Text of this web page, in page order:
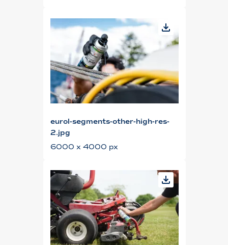
eurol-segments-other-high-res-
2.jpg
6000 x 4000 px